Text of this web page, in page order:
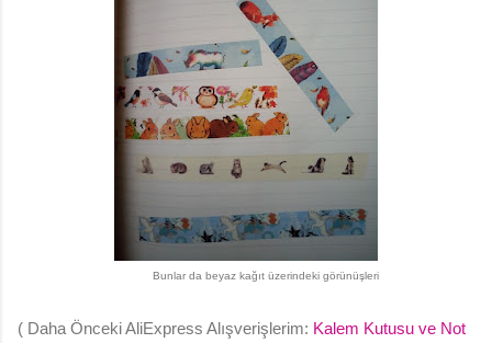
Bunlar da beyaz kağıt üzerindeki görünüşleri
( Daha Önceki AliExpress Alışverişlerim: Kalem Kutusu ve Not